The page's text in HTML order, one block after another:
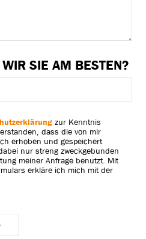
SIE AM BESTEN?
zur Kenntnis
dass die von mir
erhoben und gespeichert
nur streng zweckgebunden
meiner Anfrage benutzt. Mit
erkläre ich mich mit der